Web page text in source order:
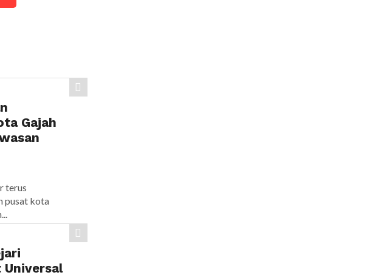
Gajah
terus
pusat kota
Universal